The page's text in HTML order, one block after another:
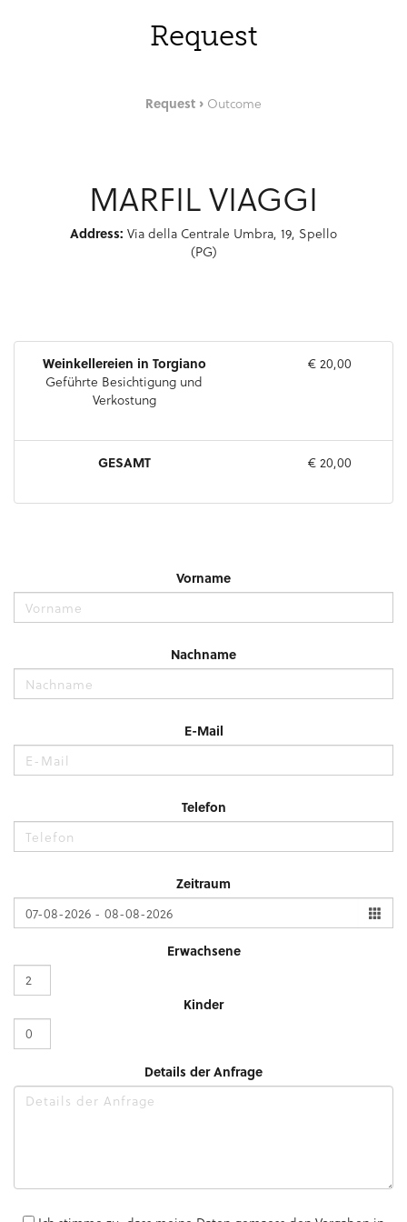
Request
Request Outcome
MARFIL VIAGGI
Address: Via della Centrale Umbra, 19, Spello
(PG)
Weinkellereien in Torgiano
Geführte Besichtigung und
Verkostung
€ 20,00
GESAMT € 20,00
Vorname
Nachname
E-Mail
Telefon
Zeitraum
Erwachsene
Kinder
Details der Anfrage